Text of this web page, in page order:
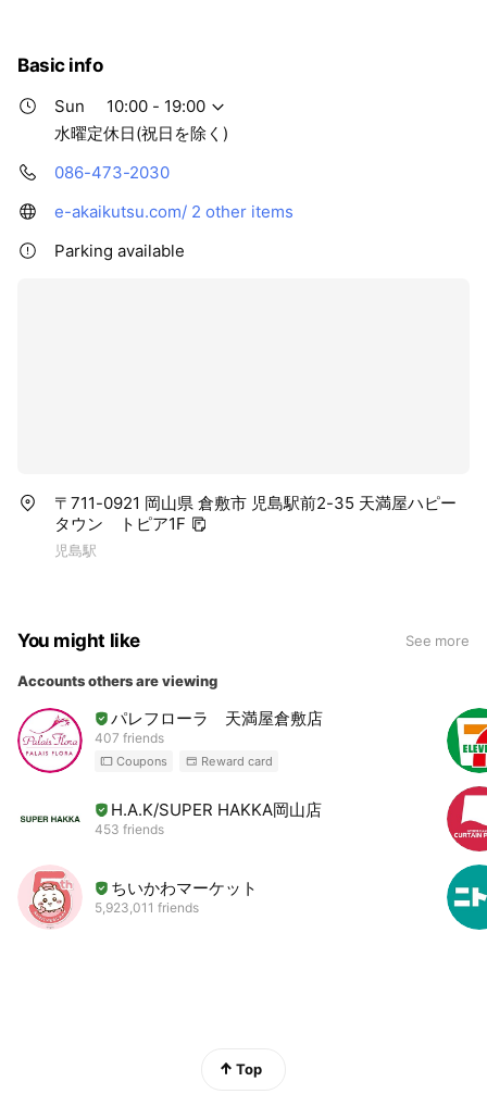
Basic info
Sun
10:00 - 19:00
水曜定休日(祝日を除く)
086-473-2030
e-akaikutsu.com/ 2 other items
Parking available
〒711-0921 岡山県 倉敷市 児島駅前2-35 天満屋ハピー
タウン トピア1F
児島駅
You might like See more
Accounts others are viewing
パレフローラ 天満屋倉敷店
407 friends
Coupons Reward card
H.A.K/SUPER HAKKA岡山店
453 friends
ちいかわマーケット
5,923,011 friends
Top